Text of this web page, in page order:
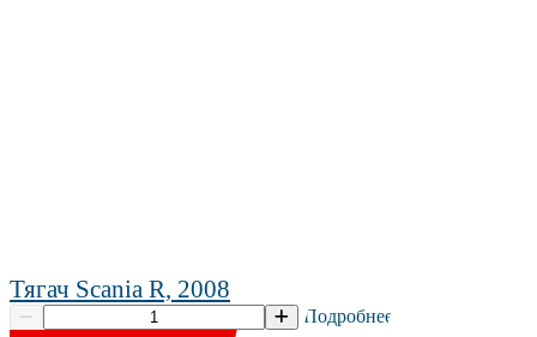
Тягач Scania R, 2008
Подробнее